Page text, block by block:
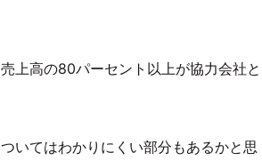
上高の80パーセント以上が協力会社と
いてはわかりにくい部分もあるかと思